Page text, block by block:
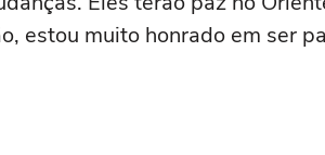
estou muito honrado em ser